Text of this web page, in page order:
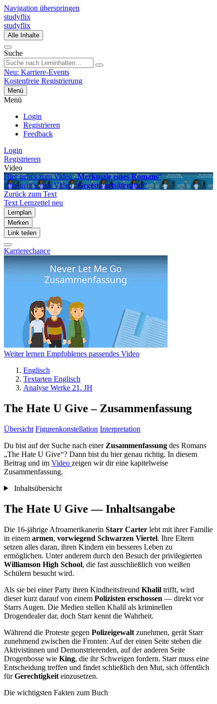
Navigation überspringen
studyflix
studyflix
Alle Inhalte
Suche
Neu: Karriere-Events
Kostenfreie Registrierung
Menü
Menü
Login
Registrieren
Feedback
Login
Registrieren
Video
Hier geht's zum Video „Merkmale eines Romans“
Hier geht's zum Video „Gegenwartsliteratur“
Zurück zum Text
Text Lernzettel neu
Lernplan
Merken
Link teilen
Karrierechance
Weiter lernen Empfohlenes passendes Video
Englisch
Textarten Englisch
Analyse Werke 21. JH
The Hate U Give – Zusammenfassung
Übersicht Figurenkonstellation Interpretation
Du bist auf der Suche nach einer Zusammenfassung des Romans
„The Hate U Give“? Dann bist du hier genau richtig. In diesem
Beitrag und im Video zeigen wir dir eine kapitelweise
Zusammenfassung.
Inhaltsübersicht
The Hate U Give — Inhaltsangabe
Die 16-jährige Afroamerikanerin Starr Carter lebt mit ihrer Familie
in einem armen, vorwiegend Schwarzen Viertel. Ihre Eltern
setzen alles daran, ihren Kindern ein besseres Leben zu
ermöglichen. Unter anderem durch den Besuch der privilegierten
Williamson High School, die fast ausschließlich von weißen
Schülern besucht wird.
Als sie bei einer Party ihren Kindheitsfreund Khalil trifft, wird
dieser kurz darauf von einem Polizisten erschossen — direkt vor
Starrs Augen. Die Medien stellen Khalil als kriminellen
Drogendealer dar, doch Starr kennt die Wahrheit.
Während die Proteste gegen Polizeigewalt zunehmen, gerät Starr
zunehmend zwischen die Fronten: Auf der einen Seite stehen die
Aktivistinnen und Demonstrierenden, auf der anderen Seite
Drogenbosse wie King, die ihr Schweigen fordern. Starr muss eine
Entscheidung treffen und findet schließlich den Mut, sich öffentlich
fürGerechtigkeit einzusetzen.
Die wichtigsten Fakten zum Buch